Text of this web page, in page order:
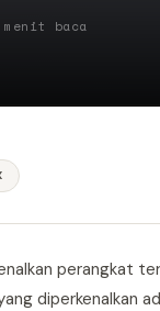
baca
perangkat
diperkenalkan